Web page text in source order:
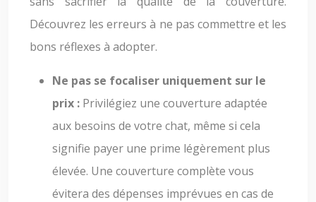
Découvrez les erreurs à ne pas commettre et les
bons réflexes à adopter.
Ne pas se focaliser uniquement sur le
prix : Privilégiez une couverture adaptée
aux besoins de votre chat, même si cela
signifie payer une prime légèrement plus
élevée. Une couverture complète vous
évitera des dépenses imprévues en cas de